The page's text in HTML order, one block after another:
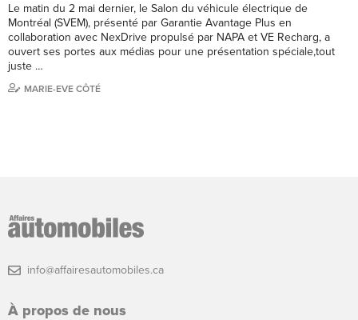
Le matin du 2 mai dernier, le Salon du véhicule électrique de
Montréal (SVEM), présenté par Garantie Avantage Plus en
collaboration avec NexDrive propulsé par NAPA et VE Recharg, a
ouvert ses portes aux médias pour une présentation spéciale,tout
juste …
MARIE-EVE CÔTÉ
info@affairesautomobiles.ca
À propos de nous